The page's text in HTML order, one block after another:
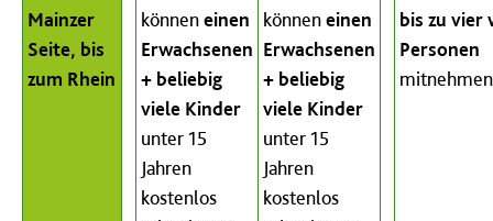
Mainzer
Seite, bis
zum Rhein
könneneinen
Erwachsenen
+ beliebig
viele Kinder
unter 15
Jahren
kostenlos
könneneinen
Erwachsenen
+ beliebig
viele Kinder
unter 15
Jahren
kostenlos
bis zu vier
Personen